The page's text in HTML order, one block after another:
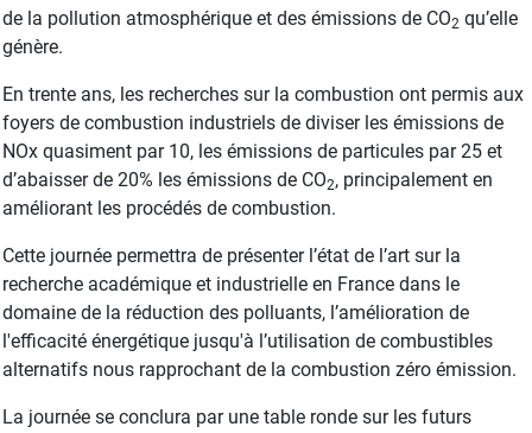
de la pollution atmosphérique et des émissions de CO2 qu’elle
génère.
En trente ans, les recherches sur la combustion ont permis aux
foyers de combustion industriels de diviser les émissions de
NOx quasiment par 10, les émissions de particules par 25 et
d’abaisser de 20% les émissions de CO2, principalement en
améliorant les procédés de combustion.
Cette journée permettra de présenter l’état de l’art sur la
recherche académique et industrielle en France dans le
domaine de la réduction des polluants, l’amélioration de
l'efficacité énergétique jusqu'à l’utilisation de combustibles
alternatifs nous rapprochant de la combustion zéro émission.
La journée se conclura par une table ronde sur les futurs